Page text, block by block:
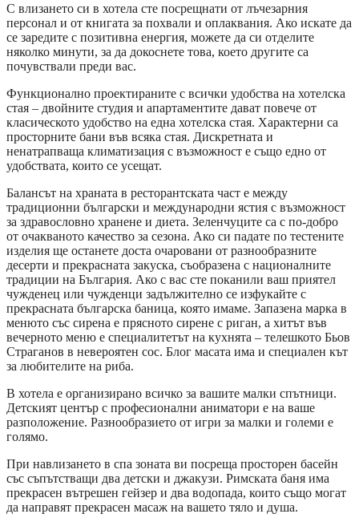
С влизането си в хотела сте посрещнати от лъчезарния
персонал и от книгата за похвали и оплаквания. Ако искате да
се заредите с позитивна енергия, можете да си отделите
няколко минути, за да докоснете това, което другите са
почувствали преди вас.
Функционално проектираните с всички удобства на хотелска
стая – двойните студия и апартаментите дават повече от
класическото удобство на една хотелска стая. Характерни са
просторните бани във всяка стая. Дискретната и
ненатрапваща климатизация с възможност е също едно от
удобствата, които се усещат.
Балансът на храната в ресторантската част е между
традиционни български и международни ястия с възможност
за здравословно хранене и диета. Зеленчуците са с по-добро
от очакваното качество за сезона. Ако си падате по тестените
изделия ще останете доста очаровани от разнообразните
десерти и прекрасната закуска, съобразена с националните
традиции на България. Ако с вас сте поканили ваш приятел
чужденец или чужденци задължително се изфукайте с
прекрасната българска баница, която имаме. Запазена марка в
менюто със сирена е прясното сирене с риган, а хитът във
вечерното меню е специалитетът на кухнята – телешкото Бьов
Страганов в невероятен сос. Блог масата има и специален кът
за любителите на риба.
В хотела е организирано всичко за вашите малки спътници.
Детският център с професионални аниматори е на ваше
разположение. Разнообразието от игри за малки и големи е
голямо.
При навлизането в спа зоната ви посреща просторен басейн
със съпътстващи два детски и джакузи. Римската баня има
прекрасен вътрешен гейзер и два водопада, които също могат
да направят прекрасен масаж на вашето тяло и душа.